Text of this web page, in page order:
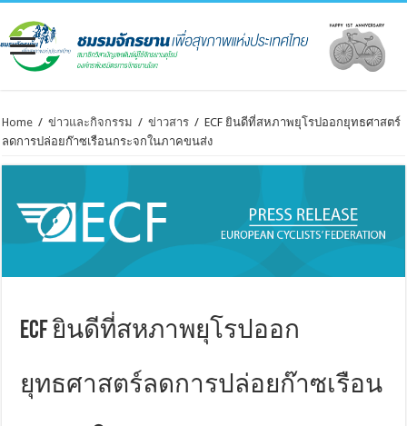
Home / ข่าวและกิจกรรม / ข่าวสาร / ECF ยินดีที่สหภาพยุโรปออกยุทธศาสตร์
ลดการปล่อยก๊าซเรือนกระจกในภาคขนส่ง
ECF ยินดีที่สหภาพยุโรปออก
ยุทธศาสตร์ลดการปล่อยก๊าซเรือน